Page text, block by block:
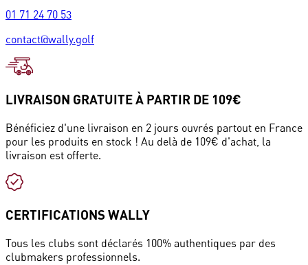
01 71 24 70 53
contact@wally.golf
LIVRAISON GRATUITE À PARTIR DE 109€
Bénéficiez d'une livraison en 2 jours ouvrés partout en France
pour les produits en stock ! Au delà de 109€ d'achat, la
livraison est offerte.
CERTIFICATIONS WALLY
Tous les clubs sont déclarés 100% authentiques par des
clubmakers professionnels.